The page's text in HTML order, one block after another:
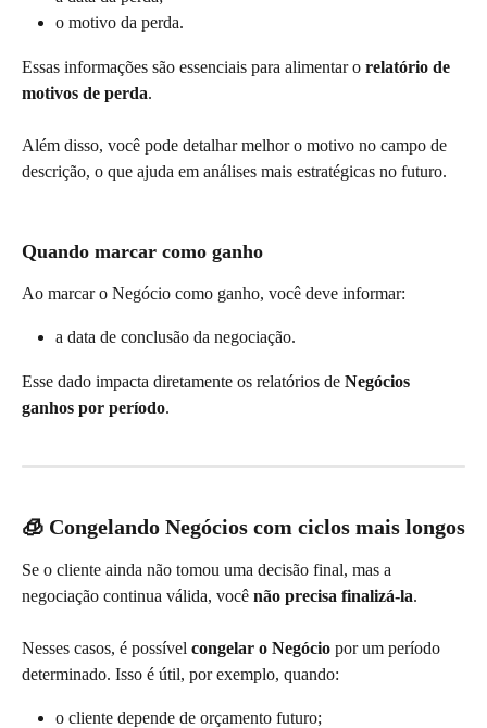
o motivo da perda.
Essas informações são essenciais para alimentar o relatório de
motivos de perda.
Além disso, você pode detalhar melhor o motivo no campo de
descrição, o que ajuda em análises mais estratégicas no futuro.
Quando marcar como ganho
Ao marcar o Negócio como ganho, você deve informar:
a data de conclusão da negociação.
Esse dado impacta diretamente os relatórios de Negócios
ganhos por período.
🧊 Congelando Negócios com ciclos mais longos
Se o cliente ainda não tomou uma decisão final, mas a
negociação continua válida, você não precisa finalizá-la.
Nesses casos, é possível congelar o Negócio por um período
determinado. Isso é útil, por exemplo, quando:
o cliente depende de orçamento futuro;